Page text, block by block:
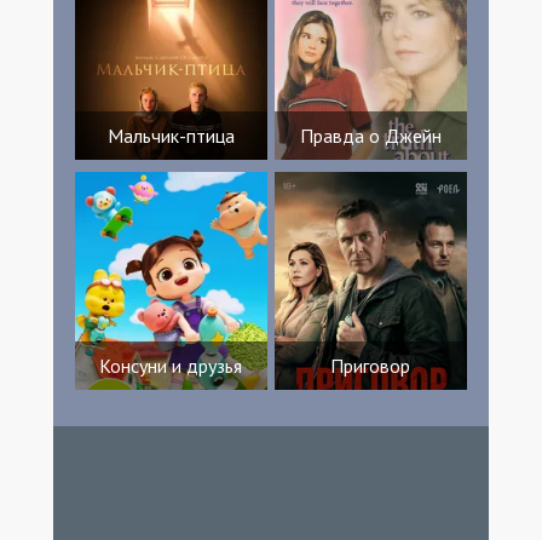
Мальчик-птица Правда о Джейн
Консуни и друзья Приговор